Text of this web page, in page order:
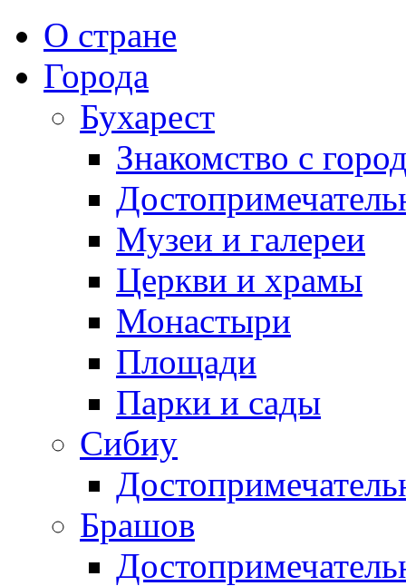
О стране
Города
Бухарест
Знакомство с
Музеи и галереи
Церкви и храмы
Монастыри
Площади
Парки и сады
Сибиу
Брашов